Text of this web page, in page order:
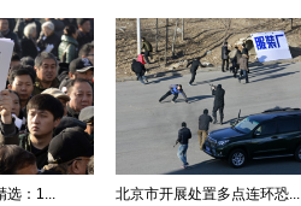
选：1... 北京市开展处置多点连环恐...